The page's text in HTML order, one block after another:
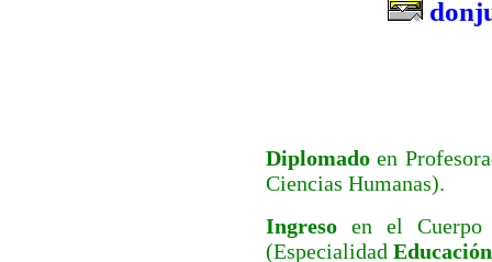
Diplomadoen
Ciencias Humanas).
Ingresoen el Cuerpo
(Especialidad